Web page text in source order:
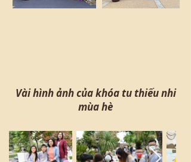
Vài hình ảnh của khóa tu thiếu nhi
mùa hè